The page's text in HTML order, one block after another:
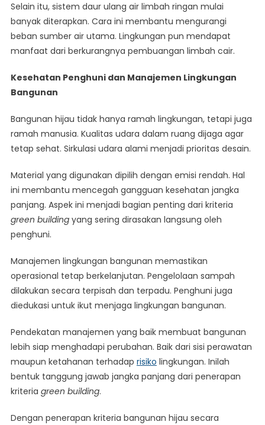
Selain itu, sistem daur ulang air limbah ringan mulai
banyak diterapkan. Cara ini membantu mengurangi
beban sumber air utama. Lingkungan pun mendapat
manfaat dari berkurangnya pembuangan limbah cair.
Kesehatan Penghuni dan Manajemen Lingkungan
Bangunan
Bangunan hijau tidak hanya ramah lingkungan, tetapi juga
ramah manusia. Kualitas udara dalam ruang dijaga agar
tetap sehat. Sirkulasi udara alami menjadi prioritas desain.
Material yang digunakan dipilih dengan emisi rendah. Hal
ini membantu mencegah gangguan kesehatan jangka
panjang. Aspek ini menjadi bagian penting dari kriteria
green buildingyang sering dirasakan langsung oleh
penghuni.
Manajemen lingkungan bangunan memastikan
operasional tetap berkelanjutan. Pengelolaan sampah
dilakukan secara terpisah dan terpadu. Penghuni juga
diedukasi untuk ikut menjaga lingkungan bangunan.
Pendekatan manajemen yang baik membuat bangunan
lebih siap menghadapi perubahan. Baik dari sisi perawatan
maupun ketahanan terhadap risiko lingkungan. Inilah
bentuk tanggung jawab jangka panjang dari penerapan
kriteria green building.
Dengan penerapan kriteria bangunan hijau secara